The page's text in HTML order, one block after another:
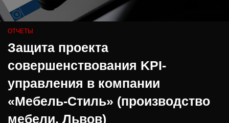
ОТЧЕТЫ
Защита проекта
совершенствования KPI-
управления в компании
«Мебель-Стиль» (производство
мебели, Львов)